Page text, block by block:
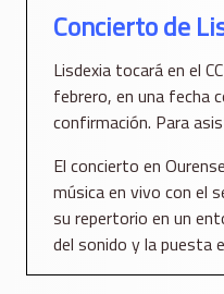
Concierto de
Lisdexia tocará en el
febrero, en una fecha
confirmación. Para
El concierto en
música en vivo con el
su repertorio en un
del sonido y la puesta